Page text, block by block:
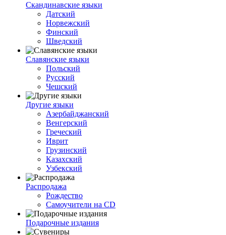
Скандинавские языки
Датский
Норвежский
Финский
Шведский
Славянские языки
Польский
Русский
Чешский
Другие языки
Азербайджанский
Венгерский
Греческий
Иврит
Грузинский
Казахский
Узбекский
Распродажа
Рождество
Самоучители на CD
Подарочные издания